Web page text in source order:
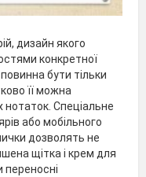
дизайн якого
конкретної
бути тільки
її можна
нотаток. Спеціальне
або мобільного
дозволять не
щітка і крем для
переносні